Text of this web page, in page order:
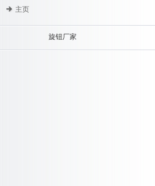
主页
旋钮厂家